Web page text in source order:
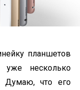
планшетов
уже несколько
Думаю, что его